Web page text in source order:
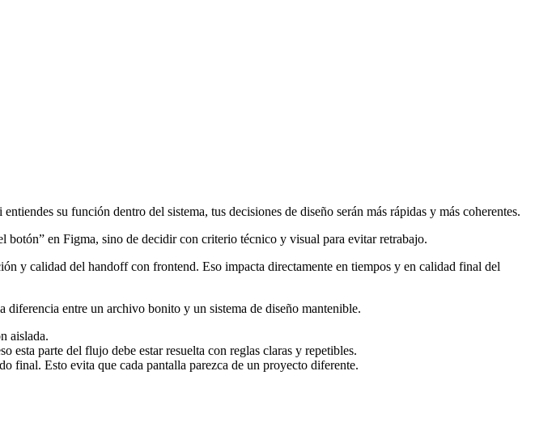
su función dentro del sistema, tus decisiones de diseño serán más rápidas y más coherentes.
botón” en Figma, sino de decidir con criterio técnico y visual para evitar retrabajo.
y calidad del handoff con frontend. Eso impacta directamente en tiempos y en calidad final del
diferencia entre un archivo bonito y un sistema de diseño mantenible.
aislada.
esta parte del flujo debe estar resuelta con reglas claras y repetibles.
final. Esto evita que cada pantalla parezca de un proyecto diferente.